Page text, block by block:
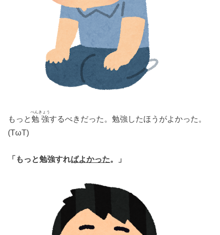
もっと勉強
べんきょう
するべきだった。勉強したほうがよかった。
(TωT)
「もっと勉強すればよかった。」